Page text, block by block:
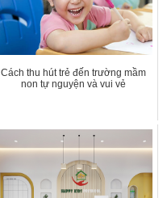
Cách thu hút trẻ đến trường mầm
non tự nguyện và vui vẻ